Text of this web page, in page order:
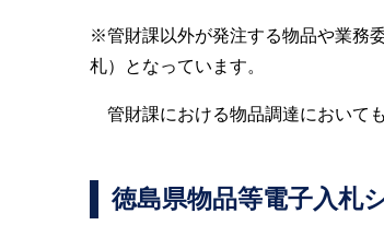
※管財課以外が発注する物品や業務
札）となっています。
管財課における物品調達において
徳島県物品等電子入札